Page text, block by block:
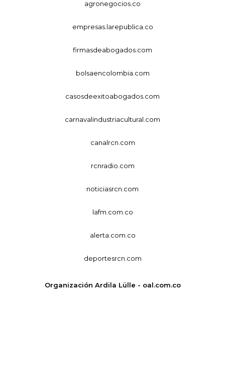
agronegocios.co
empresas.larepublica.co
firmasdeabogados.com
bolsaencolombia.com
casosdeexitoabogados.com
carnavalindustriacultural.com
canalrcn.com
rcnradio.com
noticiasrcn.com
lafm.com.co
alerta.com.co
deportesrcn.com
Organización Ardila Lülle - oal.com.co